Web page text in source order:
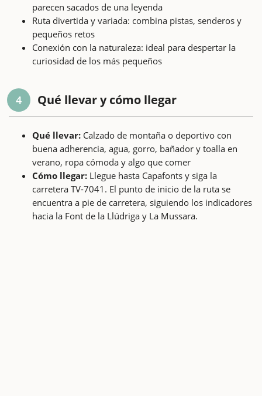
parecen sacados de una leyenda
Ruta divertida y variada: combina pistas, senderos y
pequeños retos
Conexión con la naturaleza: ideal para despertar la
curiosidad de los más pequeños
4 Qué llevar y cómo llegar
Qué llevar: Calzado de montaña o deportivo con
buena adherencia, agua, gorro, bañador y toalla en
verano, ropa cómoda y algo que comer
Cómo llegar: Llegue hasta Capafonts y siga la
carretera TV-7041. El punto de inicio de la ruta se
encuentra a pie de carretera, siguiendo los indicadores
hacia la Font de la Llúdriga y La Mussara.